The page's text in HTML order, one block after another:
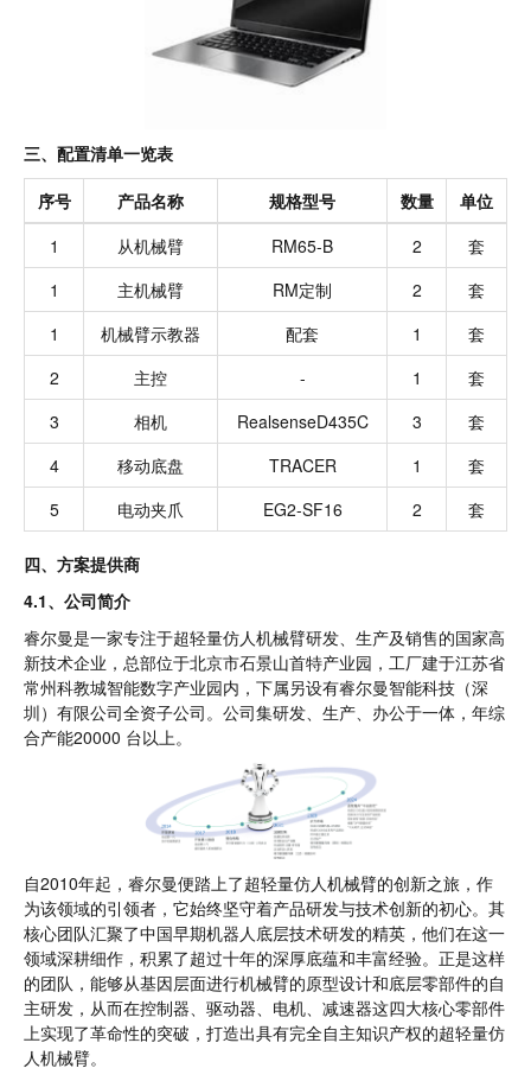
三、配置清单一览表
序号
产品名称 规格型号 数量
单位
1
从机械臂 RM65-B 2
套
1
主机械臂 RM定制 2
套
1
机械臂示教器 配套 1
套
2
主控 - 1
套
3
相机 RealsenseD435C 3
套
4
移动底盘 TRACER 1
套
5
电动夹爪 EG2-SF16 2 套
四、方案提供商
4.1、公司简介
睿尔曼是一家专注于超轻量仿人机械臂研发、生产及销售的国家高
新技术企业，总部位于北京市石景山首特产业园，工厂建于江苏省
常州科教城智能数字产业园内，下属另设有睿尔曼智能科技（深
圳）有限公司全资子公司。公司集研发、生产、办公于一体，年综
合产能20000 台以上。
自2010年起，睿尔曼便踏上了超轻量仿人机械臂的创新之旅，作
为该领域的引领者，它始终坚守着产品研发与技术创新的初心。其
核心团队汇聚了中国早期机器人底层技术研发的精英，他们在这一
领域深耕细作，积累了超过十年的深厚底蕴和丰富经验。正是这样
的团队，能够从基因层面进行机械臂的原型设计和底层零部件的自
主研发，从而在控制器、驱动器、电机、减速器这四大核心零部件
上实现了革命性的突破，打造出具有完全自主知识产权的超轻量仿
人机械臂。